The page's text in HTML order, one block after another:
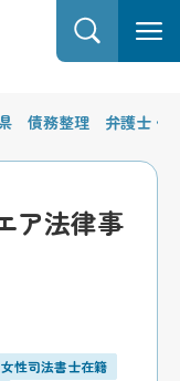
債務整理 弁護士・
ア法律事
性司法書士在籍